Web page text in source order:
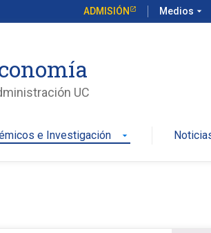
ADMISIÓN Medios arrow_drop_down
UC
e Investigación arrow_drop_down